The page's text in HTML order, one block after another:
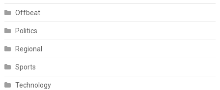
Offbeat
Politics
Regional
Sports
Technology